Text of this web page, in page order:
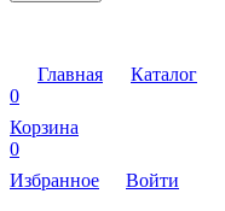
Главная
Каталог
0
Корзина
0
Избранное
Войти